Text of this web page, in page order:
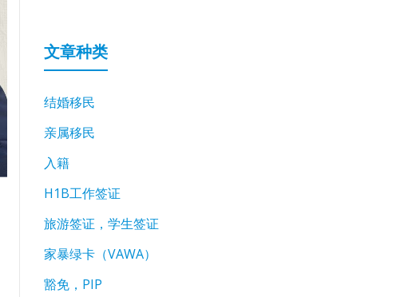
文章种类
结婚移民
亲属移民
入籍
H1B工作签证
旅游签证，学生签证
家暴绿卡（VAWA）
豁免，PIP